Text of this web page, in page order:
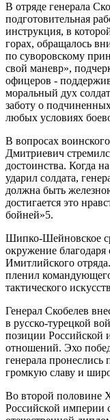
В отряде генерала
подготовительная
инструкция, в
горах, обращалось
по суворовскому
свой маневр»,
офицеров -
моральный дух
заботу о
любых условиях
В вопросах
Дмитриевич
достоинства. Когда
ударил солдата,
должна быть
достигается это
бойней»5.
Шипко-Шейновское
окружение
Имитлийского
пленил
тактического
Генерал Скобелев
в русско-турецкой
позиции Российской
отношений. Эхо
генерала
громкую славу и
Во второй половине
Российской империи